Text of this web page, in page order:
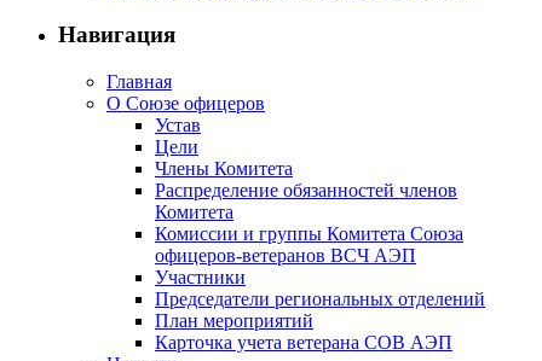
Навигация
Главная
О Союзе офицеров
Устав
Цели
Члены Комитета
Распределение обязанностей членов
Комитета
Комиссии и группы Комитета Союза
офицеров-ветеранов ВСЧ АЭП
Участники
Председатели региональных отделений
План мероприятий
Карточка учета ветерана CОВ АЭП